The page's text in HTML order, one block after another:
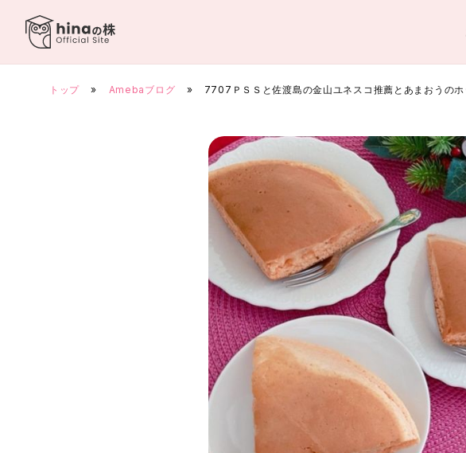
トップ » Amebaブログ » 7707ＰＳＳと佐渡島の金山ユネスコ推薦とあまおうのホ